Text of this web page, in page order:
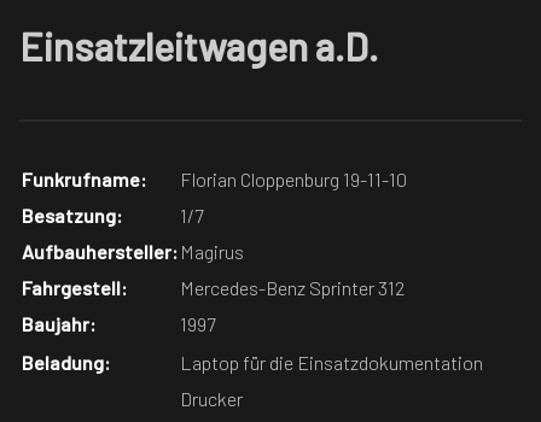
Einsatzleitwagen a.D.
Funkrufname:
Florian Cloppenburg 19-11-10
Besatzung:
1/7
Aufbauhersteller: Magirus
Fahrgestell:
Mercedes-Benz Sprinter 312
Baujahr:
1997
Beladung:
Laptop für die Einsatzdokumentation
Drucker